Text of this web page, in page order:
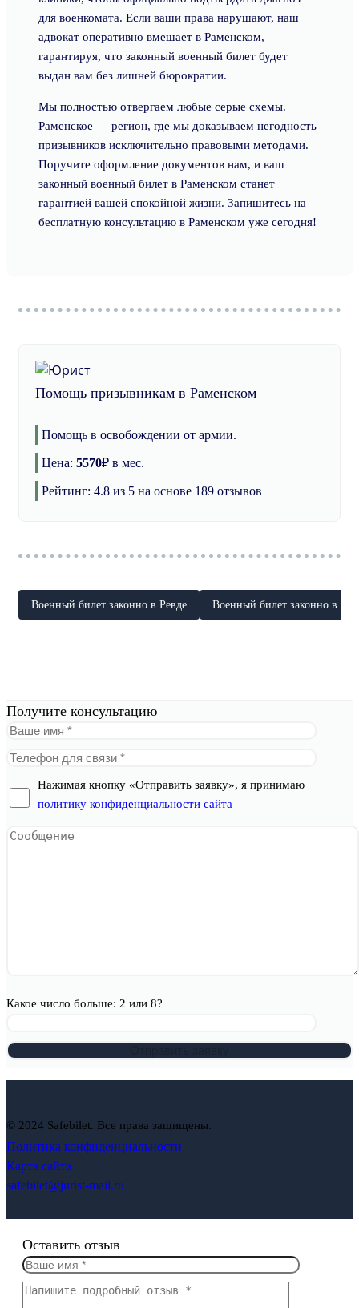
для военкомата. Если ваши права нарушают, наш
адвокат оперативно вмешает в Раменском,
гарантируя, что законный военный билет будет
выдан вам без лишней бюрократии.
Мы полностью отвергаем любые серые схемы.
Раменское — регион, где мы доказываем негодность
призывников исключительно правовыми методами.
Поручите оформление документов нам, и ваш
законный военный билет в Раменском станет
гарантией вашей спокойной жизни. Запишитесь на
бесплатную консультацию в Раменском уже сегодня!
Помощь призывникам в Раменском
Помощь в освобождении от армии.
Цена: 5570₽ в мес.
Рейтинг: 4.8 из 5 на основе 189 отзывов
Военный билет законно в Ревде Военный билет законно в
Получите консультацию
Нажимая кнопку «Отправить заявку», я принимаю
политику конфиденциальности сайта
Какое число больше: 2 или 8?
© 2024 Safebilet. Все права защищены.
Политика конфиденциальности
Карта сайта
safebilet@jurist-mail.ru
Оставить отзыв